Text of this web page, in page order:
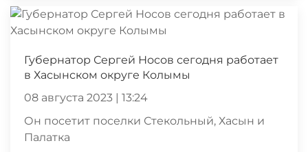
Губернатор Сергей Носов сегодня работает
в Хасынском округе Колымы
08 августа 2023 | 13:24
Он посетит поселки Стекольный, Хасын и
Палатка